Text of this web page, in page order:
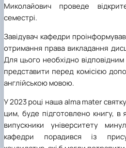
Миколайович проведе
семестрі.
Завідувач кафедри
отримання права викладання
Для цього необхідно
представити перед комісією
англійською мовою.
У 2023 році наша alma mater
цим, буде підготовлено книгу, в
випускники університету
кафедри порадився із